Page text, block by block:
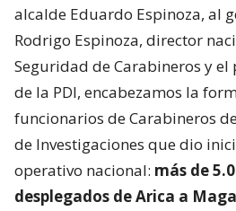
alcalde Eduardo Espinoza, al
Rodrigo Espinoza, director
Seguridad de Carabineros y el
de la PDI, encabezamos la
funcionarios de Carabineros
de Investigaciones que dio
operativo nacional: más de
desplegados de Arica a